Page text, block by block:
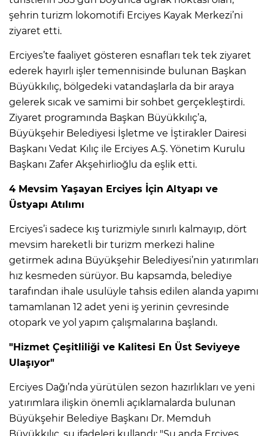
şehrin turizm lokomotifi Erciyes Kayak Merkezi’ni
ziyaret etti.
Erciyes’te faaliyet gösteren esnafları tek tek ziyaret
ederek hayırlı işler temennisinde bulunan Başkan
Büyükkılıç, bölgedeki vatandaşlarla da bir araya
gelerek sıcak ve samimi bir sohbet gerçekleştirdi.
Ziyaret programında Başkan Büyükkılıç’a,
Büyükşehir Belediyesi İşletme ve İştirakler Dairesi
Başkanı Vedat Kılıç ile Erciyes A.Ş. Yönetim Kurulu
Başkanı Zafer Akşehirlioğlu da eşlik etti.
4 Mevsim Yaşayan Erciyes İçin Altyapı ve
Üstyapı Atılımı
Erciyes’i sadece kış turizmiyle sınırlı kalmayıp, dört
mevsim hareketli bir turizm merkezi haline
getirmek adına Büyükşehir Belediyesi’nin yatırımları
hız kesmeden sürüyor. Bu kapsamda, belediye
tarafından ihale usulüyle tahsis edilen alanda yapımı
tamamlanan 12 adet yeni iş yerinin çevresinde
otopark ve yol yapım çalışmalarına başlandı.
"Hizmet Çeşitliliği ve Kalitesi En Üst Seviyeye
Ulaşıyor"
Erciyes Dağı’nda yürütülen sezon hazırlıkları ve yeni
yatırımlara ilişkin önemli açıklamalarda bulunan
Büyükşehir Belediye Başkanı Dr. Memduh